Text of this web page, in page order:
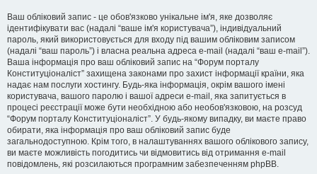
Ваш обліковий запис - це обов'язково унікальне ім'я, яке дозволяє
ідентифікувати вас (надалі “ваше ім'я користувача”), індивідуальний
пароль, який використовується для входу під вашим обліковим записом
(надалі “ваш пароль”) і власна реальна адреса e-mail (надалі “ваш e-mail”).
Ваша інформація про ваш обліковий запис на “Форум порталу
Конституціоналіст” захищена законами про захист інформації країни, яка
надає нам послуги хостингу. Будь-яка інформація, окрім вашого імені
користувача, вашого паролю і вашої адреси e-mail, яка запитується в
процесі реєстрації може бути необхідною або необов'язковою, на розсуд
“Форум порталу Конституціоналіст”. У будь-якому випадку, ви маєте право
обирати, яка інформація про ваш обліковий запис буде
загальнодоступною. Крім того, в налаштуваннях вашого облікового запису,
ви маєте можливість погодитись чи відмовитись від отримання e-mail
повідомлень, які розсилаються програмним забезпеченням phpBB.